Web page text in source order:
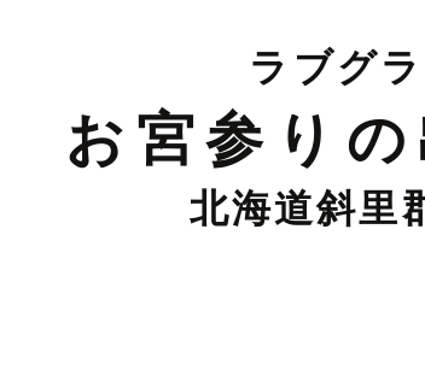
ラブグ
お宮参り
北海道斜里